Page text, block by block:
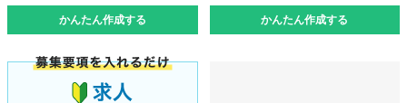
かんたん作成する かんたん作成する